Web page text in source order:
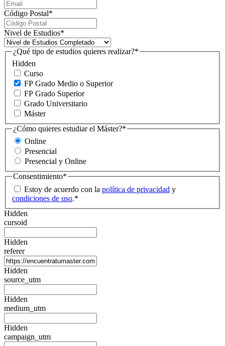
Código Postal*
Nivel de Estudios*
Hidden
¿Qué tipo de estudios quieres realizar?*
Curso
FP Grado Medio o Superior
FP Grado Superior
Grado Universitario
Máster
¿Cómo quieres estudiar el Máster?*
Online
Presencial
Presencial y Online
Consentimiento*
Estoy de acuerdo con la política de privacidad y
condiciones de uso.*
Hidden
cursoid
Hidden
referer
Hidden
source_utm
Hidden
medium_utm
Hidden
campaign_utm